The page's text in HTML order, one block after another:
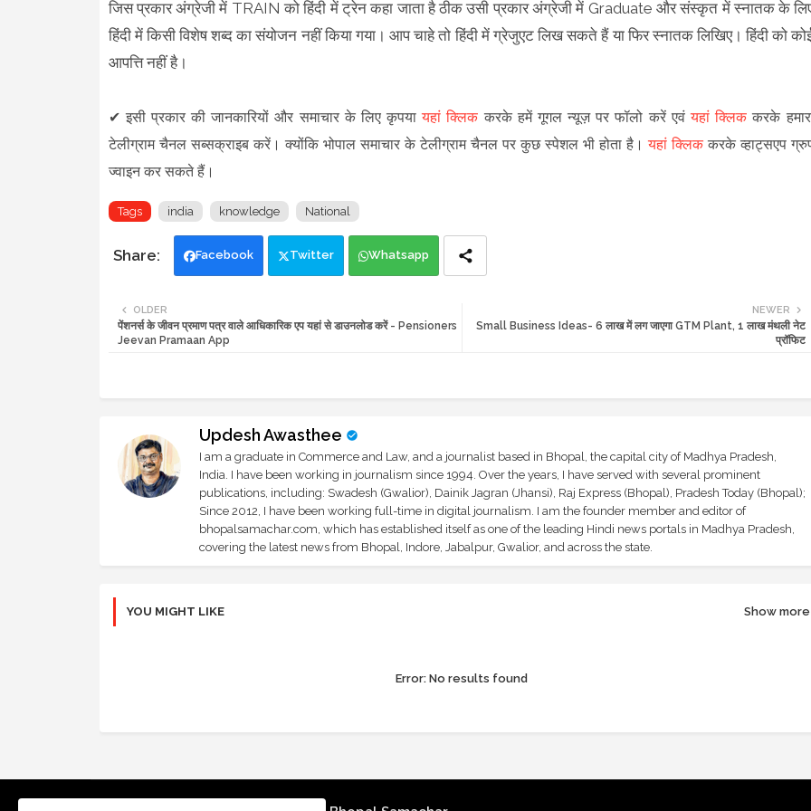
जिस प्रकार अंग्रेजी में TRAIN को हिंदी में ट्रेन कहा जाता है ठीक उसी प्रकार अंग्रेजी में Graduate और संस्कृत में स्नातक के
हिंदी में किसी विशेष शब्द का संयोजन नहीं किया गया। आप चाहे तो हिंदी में ग्रेजुएट लिख सकते हैं या फिर स्नातक लिखिए। हिंदी को
आपत्ति नहीं है।
✔ इसी प्रकार की जानकारियों और समाचार के लिए कृपयायहां क्लिक करके हमें गूगल न्यूज़ पर फॉलो करें एवंयहां क्लिक करके
टेलीग्राम चैनल सब्सक्राइब करें। क्योंकि भोपाल समाचार के टेलीग्राम चैनल पर कुछ स्पेशल भी होता है।यहां क्लिककरके व्हाट्सएप
ज्वाइन कर सकते हैं।
Tags india knowledge National
Facebook Twitter Whatsapp
NEWER
Small Business Ideas- 6 लाख में लग जाएगा GTM Plant, 1 लाख मंथली नेट
प्रॉफिट
OLDER
पेंशनर्स के जीवन प्रमाण पत्र वाले आधिकारिक एप यहां से डाउनलोड करें - Pensioners
Jeevan Pramaan App
Updesh Awasthee
I am a graduate in Commerce and Law, and a journalist based in Bhopal, the capital city of Madhya Pradesh,
India. I have been working in journalism since 1994. Over the years, I have served with several prominent
publications, including: Swadesh (Gwalior), Dainik Jagran (Jhansi), Raj Express (Bhopal), Pradesh Today (Bhopal);
Since 2012, I have been working full-time in digital journalism. I am the founder member and editor of
bhopalsamachar.com, which has established itself as one of the leading Hindi news portals in Madhya Pradesh,
covering the latest news from Bhopal, Indore, Jabalpur, Gwalior, and across the state.
YOU MIGHT LIKE Show more
Error:No results found